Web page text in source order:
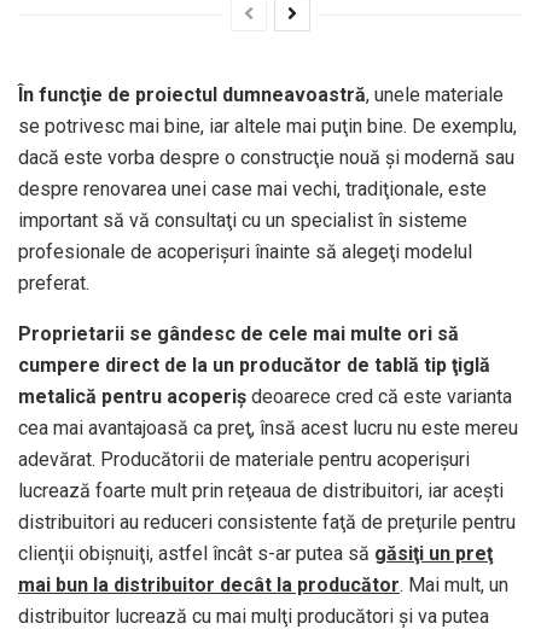
În funcţie de proiectul dumneavoastră, unele materiale
se potrivesc mai bine, iar altele mai puţin bine. De exemplu,
dacă este vorba despre o construcţie nouă şi modernă sau
despre renovarea unei case mai vechi, tradiţionale, este
important să vă consultaţi cu un specialist în sisteme
profesionale de acoperişuri înainte să alegeţi modelul
preferat.
Proprietarii se gândesc de cele mai multe ori să
cumpere direct de la un producător de tablă tip ţiglă
metalică pentru acoperiş deoarece cred că este varianta
cea mai avantajoasă ca preţ, însă acest lucru nu este mereu
adevărat. Producătorii de materiale pentru acoperişuri
lucrează foarte mult prin reţeaua de distribuitori, iar aceşti
distribuitori au reduceri consistente faţă de preţurile pentru
clienţii obişnuiţi, astfel încât s-ar putea să găsiţi un preţ
mai bun la distribuitor decât la producător. Mai mult, un
distribuitor lucrează cu mai mulţi producători şi va putea